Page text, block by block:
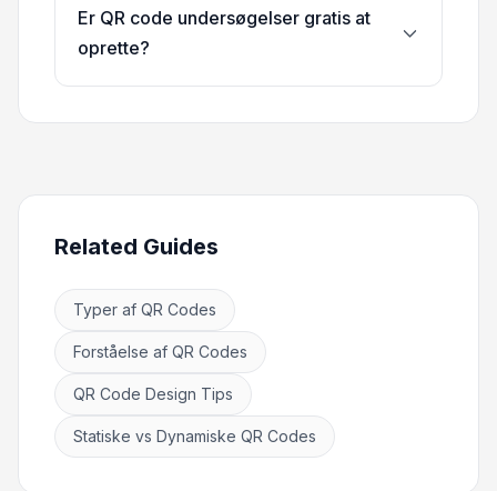
Er QR code undersøgelser gratis at
oprette?
Related Guides
Typer af QR Codes
Forståelse af QR Codes
QR Code Design Tips
Statiske vs Dynamiske QR Codes